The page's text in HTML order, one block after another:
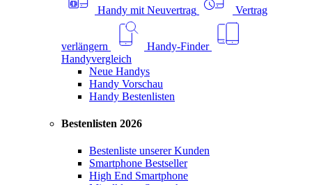
Handy mit Neuvertrag Vertrag
verlängern
Handy-Finder
Handyvergleich
Neue Handys
Handy Vorschau
Handy Bestenlisten
Bestenlisten 2026
Bestenliste unserer Kunden
Smartphone Bestseller
High End Smartphone